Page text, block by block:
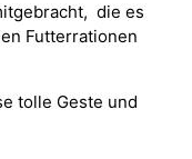
die es
Futterrationen
tolle Geste und